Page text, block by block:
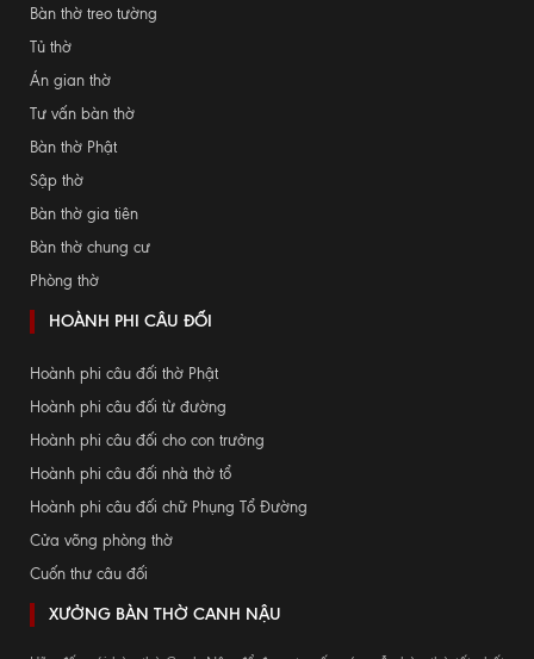
Bàn thờ treo tường
Tủ thờ
Án gian thờ
Tư vấn bàn thờ
Bàn thờ Phật
Sập thờ
Bàn thờ gia tiên
Bàn thờ chung cư
Phòng thờ
HOÀNH PHI CÂU ĐỐI
Hoành phi câu đối thờ Phật
Hoành phi câu đối từ đường
Hoành phi câu đối cho con trưởng
Hoành phi câu đối nhà thờ tổ
Hoành phi câu đối chữ Phụng Tổ Đường
Cửa võng phòng thờ
Cuốn thư câu đối
XƯỞNG BÀN THỜ CANH NẬU